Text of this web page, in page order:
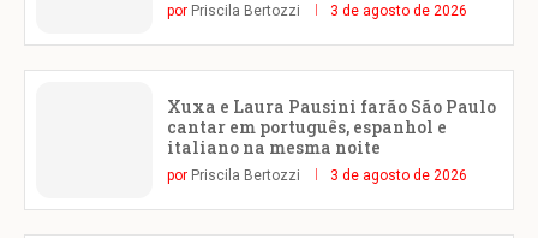
por Priscila Bertozzi 3 de agosto de 2026
Xuxa e Laura Pausini farão São Paulo
cantar em português, espanhol e
italiano na mesma noite
por Priscila Bertozzi 3 de agosto de 2026